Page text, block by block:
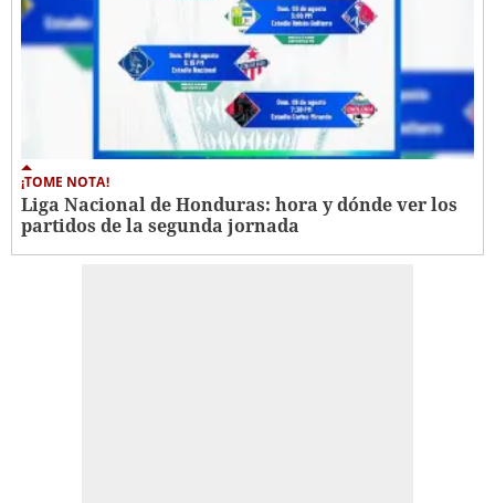
¡TOME NOTA!
Liga Nacional de Honduras: hora y dónde ver los
partidos de la segunda jornada